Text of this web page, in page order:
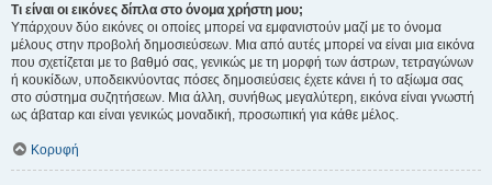
Τι είναι οι εικόνες δίπλα στο όνομα χρήστη μου;
Υπάρχουν δύο εικόνες οι οποίες μπορεί να εμφανιστούν μαζί με το όνομα
μέλους στην προβολή δημοσιεύσεων. Μια από αυτές μπορεί να είναι μια εικόνα
που σχετίζεται με το βαθμό σας, γενικώς με τη μορφή των άστρων, τετραγώνων
ή κουκίδων, υποδεικνύοντας πόσες δημοσιεύσεις έχετε κάνει ή το αξίωμα σας
στο σύστημα συζητήσεων. Μια άλλη, συνήθως μεγαλύτερη, εικόνα είναι γνωστή
ως άβαταρ και είναι γενικώς μοναδική, προσωπική για κάθε μέλος.
Κορυφή